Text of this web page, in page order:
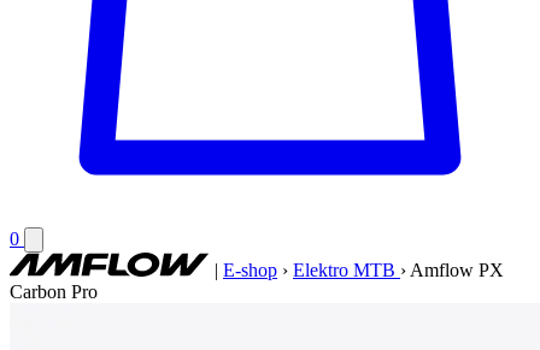
0
| E-shop › Elektro MTB › Amflow PX
Carbon Pro